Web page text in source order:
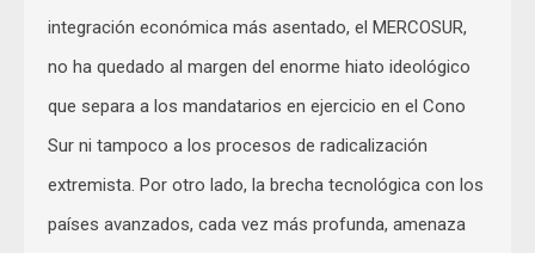
integración económica más asentado, el MERCOSUR,
no ha quedado al margen del enorme hiato ideológico
que separa a los mandatarios en ejercicio en el Cono
Sur ni tampoco a los procesos de radicalización
extremista. Por otro lado, la brecha tecnológica con los
países avanzados, cada vez más profunda, amenaza